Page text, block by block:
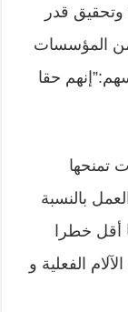
وتحقيق قدر
المؤسسات
حقا
تمنحها
بالنسبة
أقل خطرا
الفعلية و